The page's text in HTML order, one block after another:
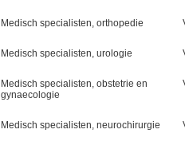
Medisch specialisten, orthopedie
Medisch specialisten, urologie
Medisch specialisten, obstetrie en
gynaecologie
Medisch specialisten, neurochirurgie